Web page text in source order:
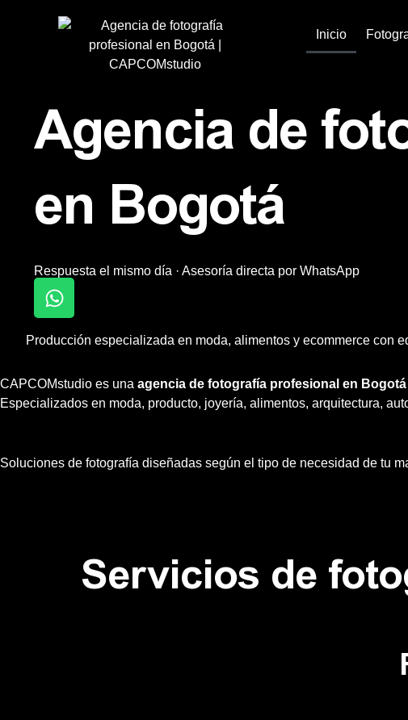
Inicio
Agencia de
en Bogotá
Respuesta el mismo día · Asesoría directa por WhatsApp
W
h
t
a
p
Producción especializada en moda, alimentos y ecommerce con
CAPCOMstudio es una agencia de fotografía profesional en Bogotá
Especializados en moda, producto, joyería, alimentos, arquitectura,
Soluciones de fotografía diseñadas según el tipo de necesidad de tu
Servicios de